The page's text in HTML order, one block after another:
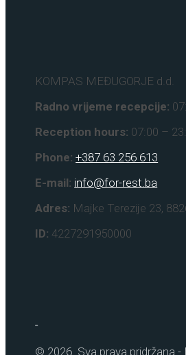
KOMPAS MEĐUGORJE d.d.
Radno vrijeme recepcije:
Reception hours: 07:00 –
Phone: +387 63 256 613
E-mail: info@for-rest.ba
Adres: Majke Terezije 23,
ID: 4227291950000
© 2026. Sva prava pridržana -